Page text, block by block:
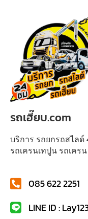
รถเฮี๊ยบ.com
บริการ รถยกรถสไลด์
รถเครนเทปูน รถเคร
085 622 2251
LINE ID :